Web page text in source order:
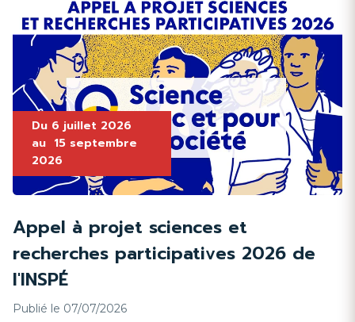
Du 6 juillet 2026
au 15 septembre
2026
Appel à projet sciences et
recherches participatives 2026 de
l'INSPÉ
Publié le 07/07/2026